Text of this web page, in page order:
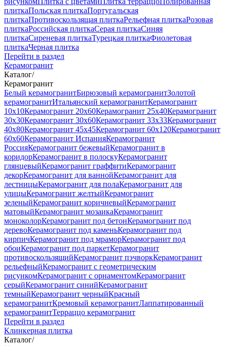
плиткаПольская плиткаПортугальская
плиткаПротивоскользящая плиткаРельефная плиткаРозовая
плиткаРоссийская плиткаСерая плиткаСиняя
плиткаСиреневая плиткаТурецкая плиткаФиолетовая
плиткаЧерная плитка
Перейти в раздел
Керамогранит
Каталог/
Керамогранит
Белый керамогранитБирюзовый керамогранитЗолотой
керамогранитИтальянский керамогранитКерамогранит
10x10Керамогранит 20x60Керамогранит 25x40Керамогранит
30x30Керамогранит 30x60Керамогранит 33x33Керамогранит
40x80Керамогранит 45x45Керамогранит 60x120Керамогранит
60x60Керамогранит ИспанияКерамогранит
РоссияКерамогранит бежевыйКерамогранит в
коридорКерамогранит в полоскуКерамогранит
глянцевыйКерамогранит граффитиКерамогранит
декорКерамогранит для ваннойКерамогранит для
лестницыКерамогранит для полаКерамогранит для
улицыКерамогранит желтыйКерамогранит
зеленыйКерамогранит коричневыйКерамогранит
матовыйКерамогранит мозаикаКерамогранит
моноколорКерамогранит под бетонКерамогранит под
деревоКерамогранит под каменьКерамогранит под
кирпичКерамогранит под мраморКерамогранит под
обоиКерамогранит под паркетКерамогранит
противоскользящийКерамогранит пэчворкКерамогранит
рельефныйКерамогранит с геометрическим
рисункомКерамогранит с орнаментомКерамогранит
серыйКерамогранит синийКерамогранит
темныйКерамогранит черныйКрасный
керамогранитКремовый керамогранитЛаппатированный
керамогранитТерраццо керамогранит
Перейти в раздел
Клинкерная плитка
Каталог/